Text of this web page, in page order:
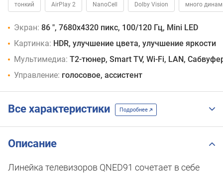
тонкий AirPlay 2 NanoCell Dolby Vision много
Экран: 86 ", 7680x4320 пикс, 100/120 Гц, Mini LED
Картинка: HDR, улучшение цвета, улучшение яркости
Мультимедиа: T2-тюнер, Smart TV, Wi-Fi, LAN,
Управление: голосовое, ассистент
Все характеристики Подробнее
Описание
Линейка телевизоров QNED91 сочетает в себе